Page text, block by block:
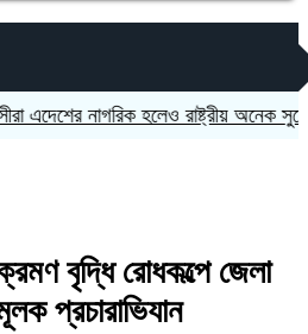
এদেশের নাগরিক হলেও রাষ্ট্রীয় অনেক
বৃদ্ধি রোধকল্পে জেলা
প্রচারাভিযান